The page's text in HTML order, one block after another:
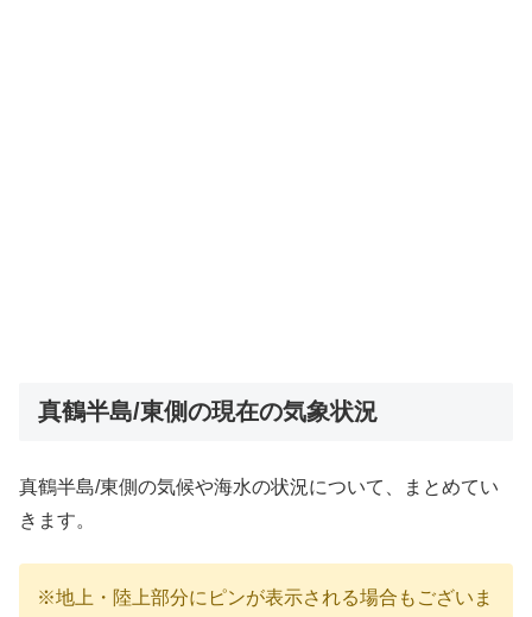
真鶴半島/東側の現在の気象状況
真鶴半島/東側の気候や海水の状況について、まとめてい
きます。
※地上・陸上部分にピンが表示される場合もございま